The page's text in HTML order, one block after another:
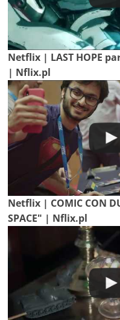
Netflix | LAST HOPE
| Nflix.pl
Netflix | COMIC CON
SPACE" | Nflix.pl